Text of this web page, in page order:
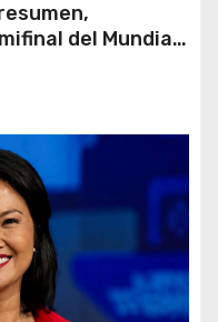
del Mundial